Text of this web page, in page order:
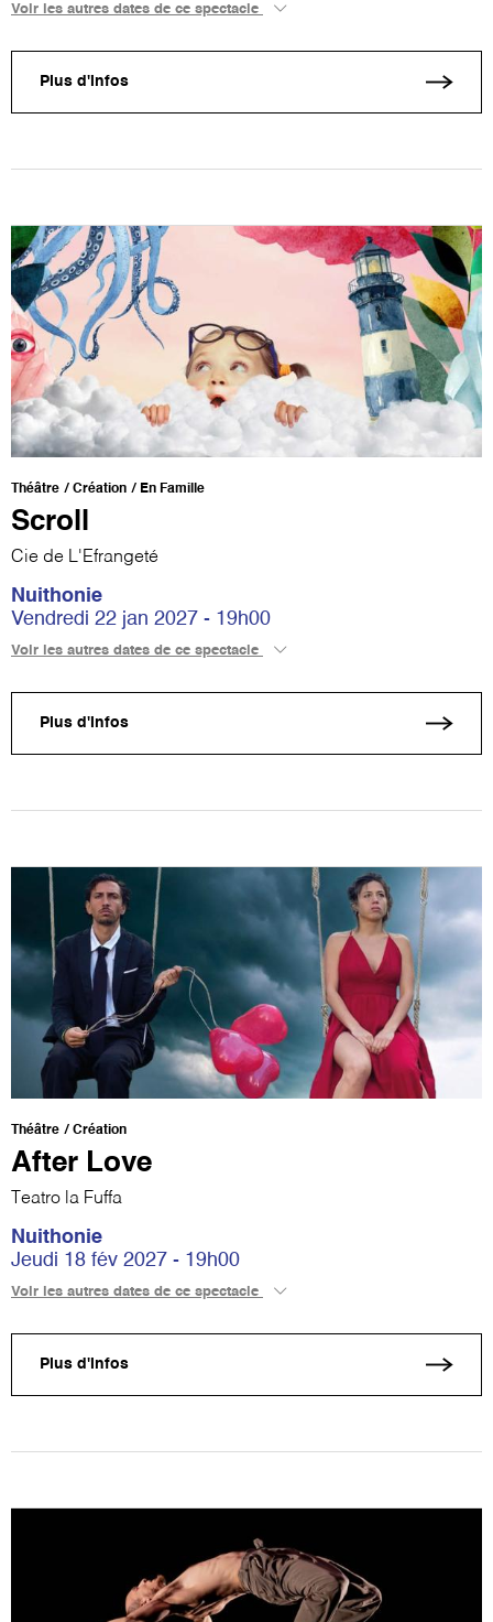
Voir les autres dates de ce spectacle
Plus d'infos
Théâtre Création En Famille
Scroll
Cie de L'Efrangeté
Nuithonie
Vendredi 22 jan 2027 - 19h00
Voir les autres dates de ce spectacle
Plus d'infos
Théâtre Création
After Love
Teatro la Fuffa
Nuithonie
Jeudi 18 fév 2027 - 19h00
Voir les autres dates de ce spectacle
Plus d'infos